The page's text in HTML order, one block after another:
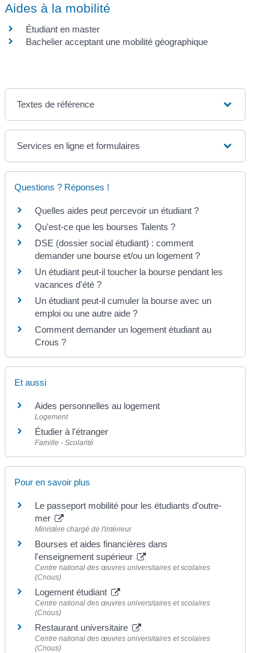
Aides à la mobilité
Étudiant en master
Bachelier acceptant une mobilité géographique
Textes de référence
Services en ligne et formulaires
Questions ? Réponses !
Quelles aides peut percevoir un étudiant ?
Qu'est-ce que les bourses Talents ?
DSE (dossier social étudiant) : comment
demander une bourse et/ou un logement ?
Un étudiant peut-il toucher la bourse pendant les
vacances d'été ?
Un étudiant peut-il cumuler la bourse avec un
emploi ou une autre aide ?
Comment demander un logement étudiant au
Crous ?
Et aussi
Aides personnelles au logement
Logement
Étudier à l'étranger
Famille - Scolarité
Pour en savoir plus
Le passeport mobilité pour les étudiants d'outre-
mer
Ministère chargé de l'intérieur
Bourses et aides financières dans
l'enseignement supérieur
Centre national des œuvres universitaires et scolaires
(Cnous)
Logement étudiant
Centre national des œuvres universitaires et scolaires
(Cnous)
Restaurant universitaire
Centre national des œuvres universitaires et scolaires
(Cnous)